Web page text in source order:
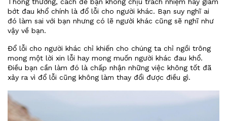
bớt đau khổ chính là đổ lỗi cho người khác. Bạn suy nghĩ ai
đó làm sai với bạn nhưng có lẽ người khác cũng sẽ nghĩ như
vậy về bạn.
Đổ lỗi cho người khác chỉ khiến cho chúng ta chỉ ngồi trông
mong một lời xin lỗi hay mong muốn người khác đau khổ.
Điều bạn cần làm đó là chấp nhận những việc không tốt đã
xảy ra vì đổ lỗi cũng không làm thay đổi được điều gì.